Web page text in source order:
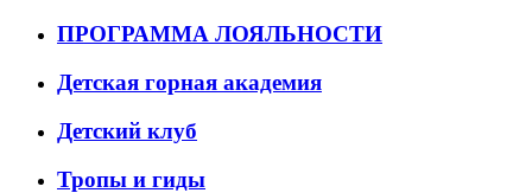
ПРОГРАММА ЛОЯЛЬНОСТИ
Детская горная академия
Детский клуб
Тропы и гиды